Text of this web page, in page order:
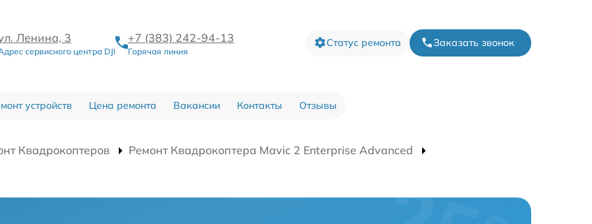
Ленина, 3
сервисного центра DJI
+7 (383) 242-94-13
Горячая линия
Статус ремонта Заказать звонок
устройств Цена ремонта Вакансии Контакты Отзывы
Квадрокоптеров
Ремонт Квадрокоптера Mavic 2 Enterprise Advanced